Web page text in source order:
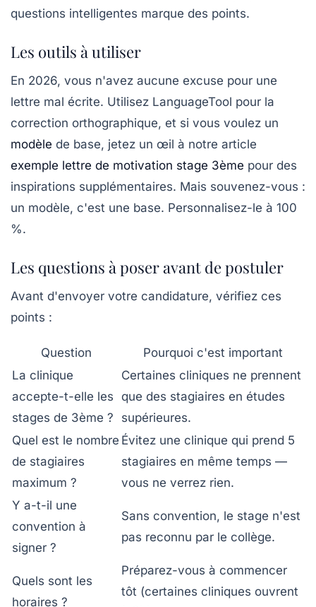
questions intelligentes marque des points.
Les outils à utiliser
En 2026, vous n'avez aucune excuse pour une
lettre mal écrite. Utilisez LanguageTool pour la
correction orthographique, et si vous voulez un
modèle de base, jetez un œil à notre article
exemple lettre de motivation stage 3ème pour des
inspirations supplémentaires. Mais souvenez-vous :
un modèle, c'est une base. Personnalisez-le à 100
%.
Les questions à poser avant de postuler
Avant d'envoyer votre candidature, vérifiez ces
points :
Question
Pourquoi c'est important
La clinique
accepte-t-elle les
stages de 3ème ?
Certaines cliniques ne prennent
que des stagiaires en études
supérieures.
Quel est le nombre
de stagiaires
maximum ?
Évitez une clinique qui prend 5
stagiaires en même temps —
vous ne verrez rien.
Y a-t-il une
convention à
signer ?
Sans convention, le stage n'est
pas reconnu par le collège.
Quels sont les
horaires ?
Préparez-vous à commencer
tôt (certaines cliniques ouvrent